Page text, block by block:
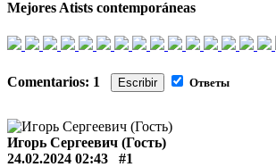
Mejores Atists contemporáneas
Comentarios: 1 Escribir Ответы
Игорь Сергеевич (Гость)
24.02.2024 02:43
#1